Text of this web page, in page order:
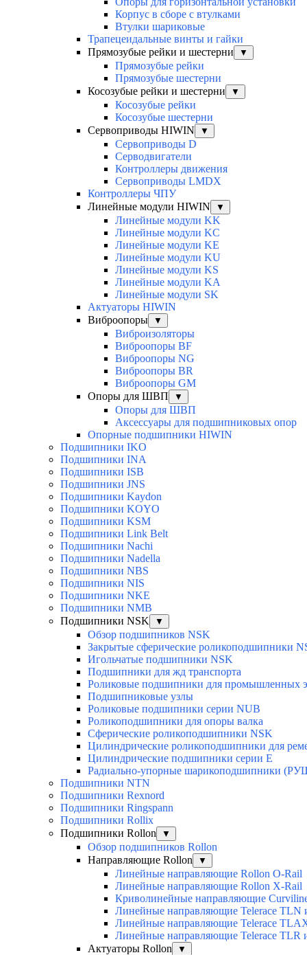
Корпус в сборе с втулками
Втулки шариковые
Трапецеидальные винты и гайки
Прямозубые рейки и шестерни
▼
Прямозубые рейки
Прямозубые шестерни
Косозубые рейки и шестерни
▼
Косозубые рейки
Косозубые шестерни
Сервоприводы HIWIN
▼
Сервоприводы D
Серводвигатели
Контроллеры движения
Сервоприводы LMDX
Контроллеры ЧПУ
Линейные модули HIWIN
▼
Линейные модули KK
Линейные модули KC
Линейные модули KE
Линейные модули KU
Линейные модули KS
Линейные модули KA
Линейные модули SK
Актуаторы HIWIN
Виброопоры
▼
Виброизоляторы
Виброопоры BF
Виброопоры NG
Виброопоры BR
Виброопоры GM
Опоры для ШВП
▼
Опоры для ШВП
Аксессуары для подшипниковых опор
Опорные подшипники HIWIN
Подшипники IKO
Подшипники INA
Подшипники ISB
Подшипники JNS
Подшипники Kaydon
Подшипники KOYO
Подшипники KSM
Подшипники Link Belt
Подшипники Nachi
Подшипники Nadella
Подшипники NBS
Подшипники NIS
Подшипники NKE
Подшипники NMB
Подшипники NSK
▼
Обзор подшипников NSK
Закрытые сферические роликоподшипники
Игольчатые подшипники NSK
Подшипники для жд транспорта
Роликовые подшипники для промышленных
Подшипниковые узлы
Роликовые подшипники серии NUB
Роликоподшипники для опоры валка
Сферические роликоподшипники NSK
Цилиндрические роликоподшипники для
Цилиндрические подшипники серии E
Радиально-упорные шарикоподшипники
Подшипники NTN
Подшипники Rexnord
Подшипники Ringspann
Подшипники Rollix
Подшипники Rollon
▼
Обзор подшипников Rollon
Направляющие Rollon
▼
Линейные направляющие Rollon O-Rail
Линейные направляющие Rollon X-Rail
Криволинейные направляющие
Линейные направляющие Telerace TLN
Линейные направляющие Telerace
Линейные направляющие Telerace TLR
Актуаторы Rollon
▼